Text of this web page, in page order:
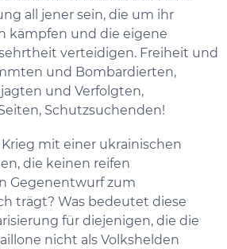
all jener sein, die um ihr
kämpfen und die eigene
verteidigen. Freiheit und
und Bombardierten,
und Verfolgten,
Schutzsuchenden!
mit einer ukrainischen
die keinen reifen
Gegenentwurf zum
trägt? Was bedeutet diese
für diejenigen, die die
nicht als Volkshelden